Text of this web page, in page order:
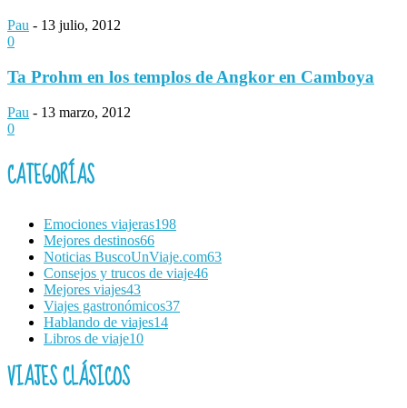
Pau - 13 julio, 2012
0
Ta Prohm en los templos de Angkor en Camboya
Pau - 13 marzo, 2012
0
CATEGORÍAS
Emociones viajeras198
Mejores destinos66
Noticias BuscoUnViaje.com63
Consejos y trucos de viaje46
Mejores viajes43
Viajes gastronómicos37
Hablando de viajes14
Libros de viaje10
VIAJES CLÁSICOS